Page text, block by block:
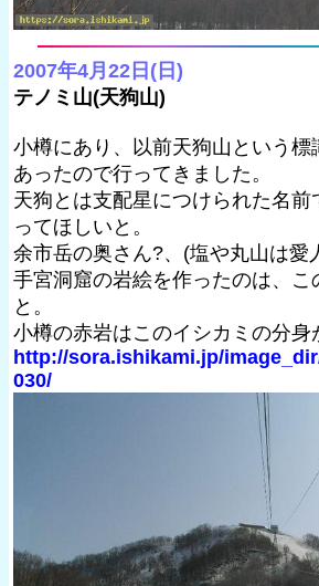
2007年4月22日(日)
テノミ山(天狗山)
小樽にあり、以前天狗山という
あったので行ってきました。
天狗とは支配星につけられた名
ってほしいと。
余市岳の奥さん?、(塩や丸山は愛
手宮洞窟の岩絵を作ったのは、こ
と。
小樽の赤岩はこのイシカミの分身
http://sora.ishikami.jp/
030/